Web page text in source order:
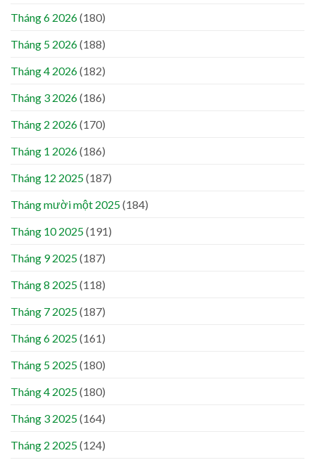
Tháng 6 2026(180)
Tháng 5 2026(188)
Tháng 4 2026(182)
Tháng 3 2026(186)
Tháng 2 2026(170)
Tháng 1 2026(186)
Tháng 12 2025(187)
Tháng mười một 2025(184)
Tháng 10 2025(191)
Tháng 9 2025(187)
Tháng 8 2025(118)
Tháng 7 2025(187)
Tháng 6 2025(161)
Tháng 5 2025(180)
Tháng 4 2025(180)
Tháng 3 2025(164)
Tháng 2 2025(124)